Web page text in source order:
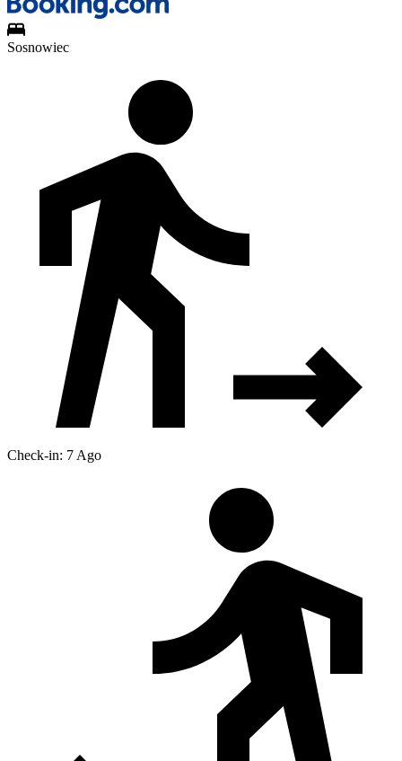
Sosnowiec
Check-in: 7 Ago